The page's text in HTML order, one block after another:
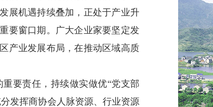
展机遇持续叠加，正处于产业升
要窗口期。广大企业家要坚定发
产业发展布局，在推动区域高质
要责任，持续做实做优“党支部
发挥商协会人脉资源、行业资源